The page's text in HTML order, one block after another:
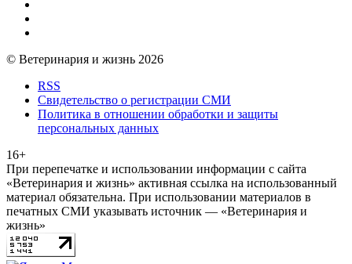
© Ветеринария и жизнь 2026
RSS
Свидетельство о регистрации СМИ
Политика в отношении обработки и защиты
персональных данных
16+
При перепечатке и использовании информации с сайта
«Ветеринария и жизнь» активная ссылка на использованный
материал обязательна. При использовании материалов в
печатных СМИ указывать источник — «Ветеринария и
жизнь»